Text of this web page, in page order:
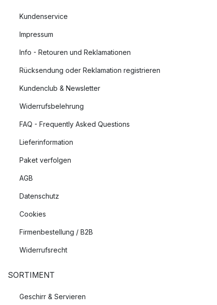
Kundenservice
Impressum
Info - Retouren und Reklamationen
Rücksendung oder Reklamation registrieren
Kundenclub & Newsletter
Widerrufsbelehrung
FAQ - Frequently Asked Questions
Lieferinformation
Paket verfolgen
AGB
Datenschutz
Cookies
Firmenbestellung / B2B
Widerrufsrecht
SORTIMENT
Geschirr & Servieren